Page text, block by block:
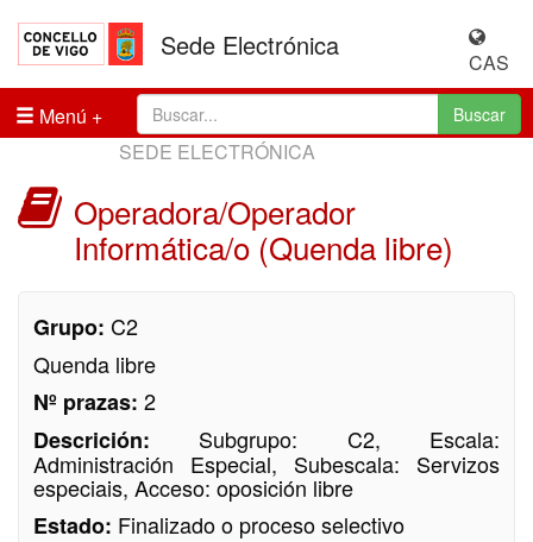
Sede Electrónica
CAS
Menú
Buscar
SEDE ELECTRÓNICA
Operadora/Operador
Informática/o (Quenda libre)
Grupo: C2
Quenda libre
Nº prazas: 2
Descrición: Subgrupo: C2, Escala:
Administración Especial, Subescala: Servizos
especiais, Acceso: oposición libre
Estado: Finalizado o proceso selectivo